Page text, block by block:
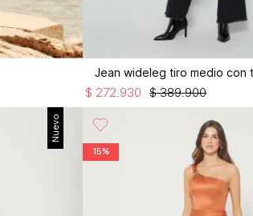
$ 389.900
$ 272.930
Nuevo
15%